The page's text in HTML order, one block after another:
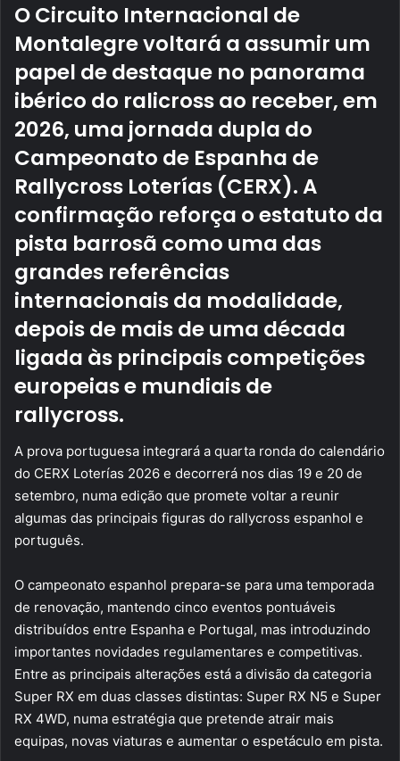
O Circuito Internacional de
Montalegre voltará a assumir um
papel de destaque no panorama
ibérico do ralicross ao receber, em
2026, uma jornada dupla do
Campeonato de Espanha de
Rallycross Loterías (CERX). A
confirmação reforça o estatuto da
pista barrosã como uma das
grandes referências
internacionais da modalidade,
depois de mais de uma década
ligada às principais competições
europeias e mundiais de
rallycross.
A prova portuguesa integrará a quarta ronda do calendário
do CERX Loterías 2026 e decorrerá nos dias 19 e 20 de
setembro, numa edição que promete voltar a reunir
algumas das principais figuras do rallycross espanhol e
português.
O campeonato espanhol prepara-se para uma temporada
de renovação, mantendo cinco eventos pontuáveis
distribuídos entre Espanha e Portugal, mas introduzindo
importantes novidades regulamentares e competitivas.
Entre as principais alterações está a divisão da categoria
Super RX em duas classes distintas: Super RX N5 e Super
RX 4WD, numa estratégia que pretende atrair mais
equipas, novas viaturas e aumentar o espetáculo em pista.